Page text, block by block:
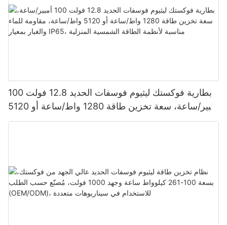
بطارية فوكستك ليثيوم فوسفات الحديد 12.8 فولت 100
أمبير/ساعة، سعة تخزين طاقة 1280 واط/ساعة أو 5120
واط/ساعة، مقاومة للماء والغبار بمعيار IP65، مناسبة